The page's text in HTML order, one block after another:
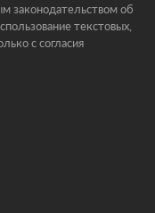
законодательством об
текстовых,
с согласия